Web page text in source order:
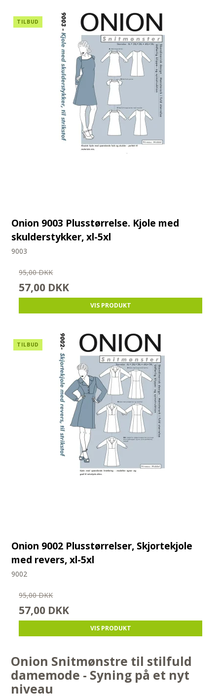
TILBUD
Onion 9003 Plusstørrelse. Kjole med
skulderstykker, xl-5xl
9003
95,00 DKK
57,00 DKK
VIS PRODUKT
TILBUD
Onion 9002 Plusstørrelser, Skjortekjole
med revers, xl-5xl
9002
95,00 DKK
57,00 DKK
VIS PRODUKT
Onion Snitmønstre til stilfuld
damemode - Syning på et nyt
niveau